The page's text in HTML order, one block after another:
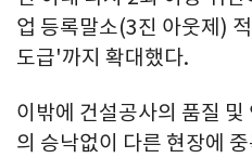
업 등록말소(3진 아웃제)
도급'까지 확대했다.
이밖에 건설공사의 품질
의 승낙없이 다른 현장에